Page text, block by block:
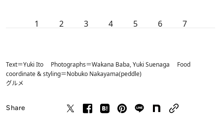
1 2 3 4 5 6 7
Text＝Yuki Ito Photographs＝Wakana Baba, Yuki Suenaga Food
coordinate & styling＝Nobuko Nakayama(peddle)
グルメ
Share